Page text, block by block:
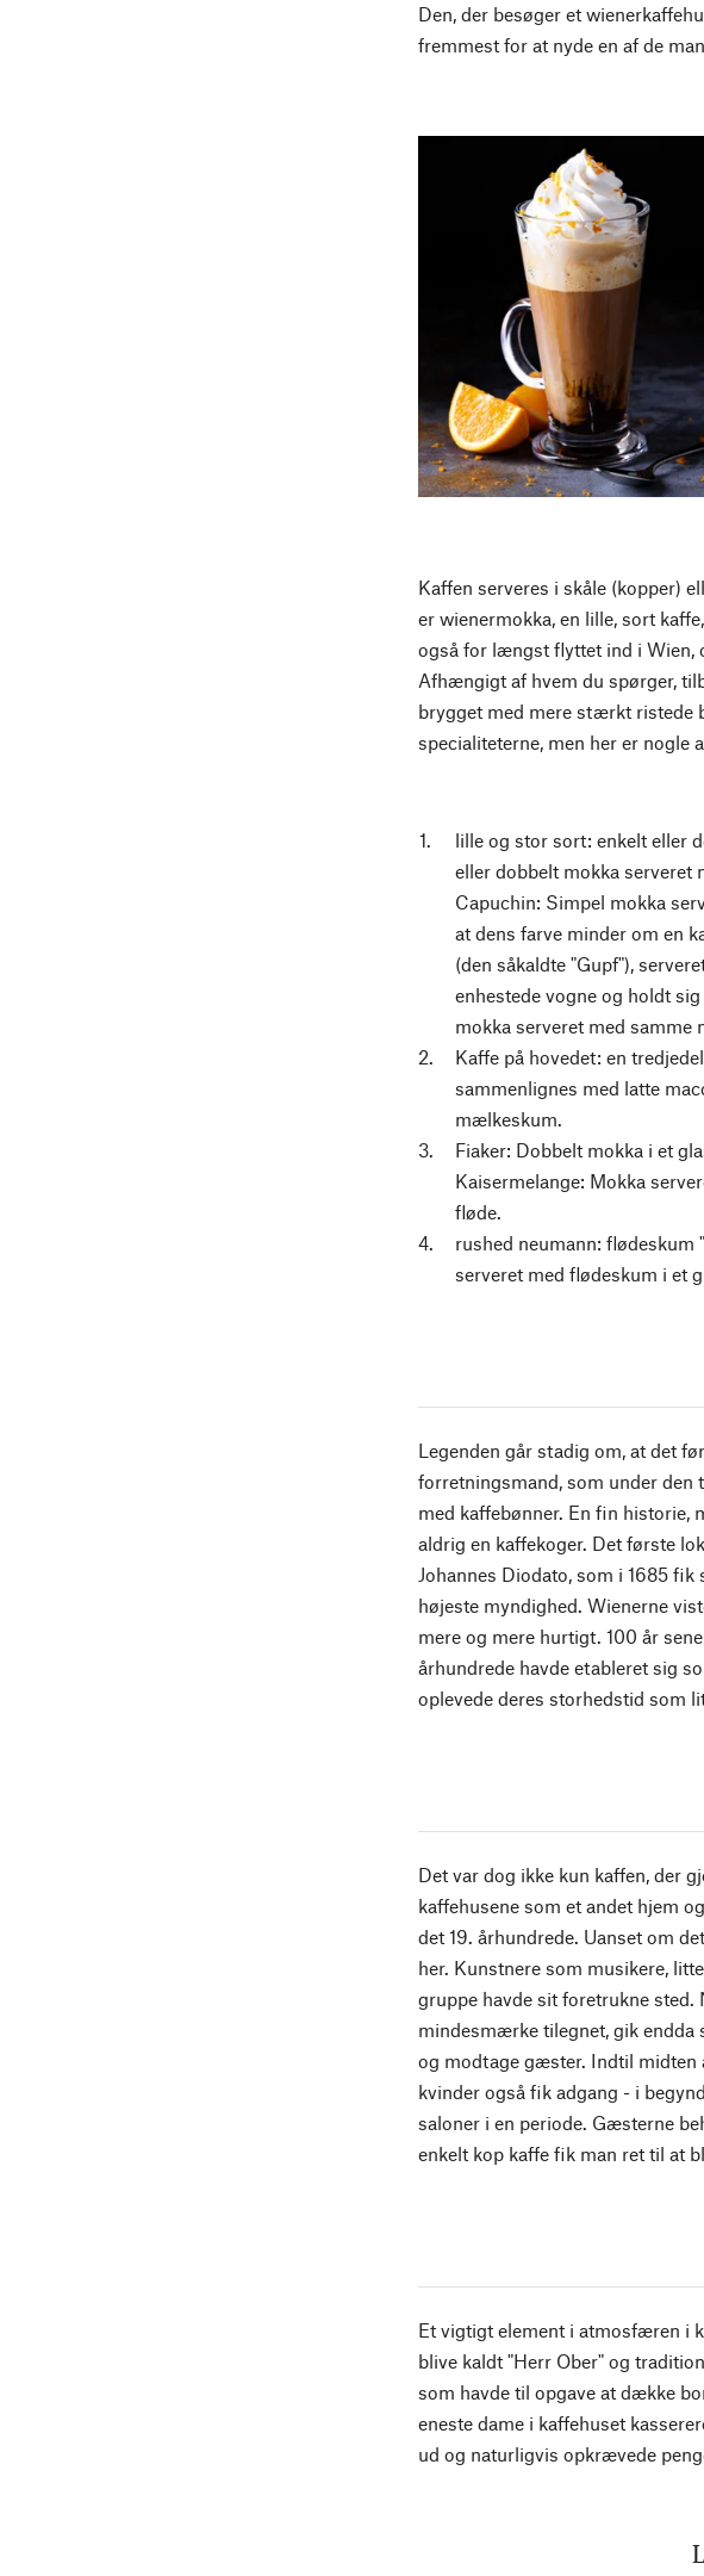
Den, der besøger et
fremmest for at nyde en af de
Kaffen serveres i skåle (kopper)
er wienermokka, en lille, sort
også for længst flyttet ind i Wien,
Afhængigt af hvem du spørger,
brygget med mere stærkt ristede
specialiteterne, men her er nogle
lille og stor sort: enkelt eller
eller dobbelt mokka serveret
Capuchin: Simpel mokka
at dens farve minder om en
(den såkaldte "Gupf"),
enhestede vogne og holdt
mokka serveret med
Kaffe på hovedet: en
sammenlignes med latte
mælkeskum.
Fiaker: Dobbelt mokka i et
Kaisermelange: Mokka
fløde.
rushed neumann: flødeskum
serveret med flødeskum i et
Legenden går stadig om, at det
forretningsmand, som under den
med kaffebønner. En fin historie,
aldrig en kaffekoger. Det første
Johannes Diodato, som i 1685
højeste myndighed. Wienerne
mere og mere hurtigt. 100 år
århundrede havde etableret sig
oplevede deres storhedstid som
Det var dog ikke kun kaffen, der
kaffehusene som et andet hjem
det 19. århundrede. Uanset om
her. Kunstnere som musikere,
gruppe havde sit foretrukne
mindesmærke tilegnet, gik endda
og modtage gæster. Indtil midten
kvinder også fik adgang - i
saloner i en periode. Gæsterne
enkelt kop kaffe fik man ret til at
Et vigtigt element i atmosfæren i
blive kaldt "Herr Ober" og
som havde til opgave at dække
eneste dame i kaffehuset
ud og naturligvis opkrævede